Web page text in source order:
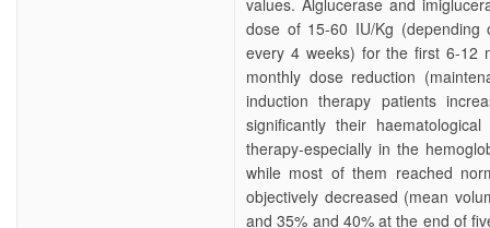
values. Alglucerase and
dose of 15-60 IU/Kg
every 4 weeks) for the first 6-12
monthly dose reduction
induction therapy patients
significantly their
therapy-especially in the
while most of them reached
objectively decreased (mean
and 35% and 40% at the end of